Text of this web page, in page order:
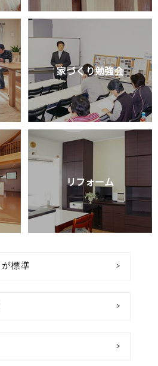
家づくり勉強会
リフォーム